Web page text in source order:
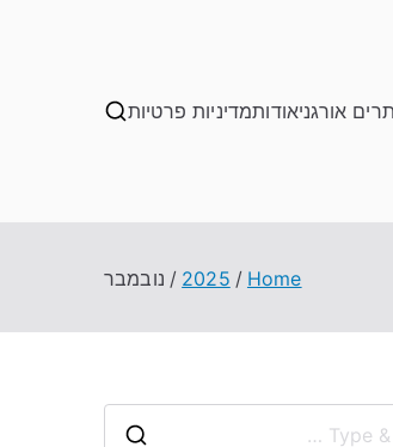
אורגניאודותמדיניות פרטיות
Home
2025 נובמבר